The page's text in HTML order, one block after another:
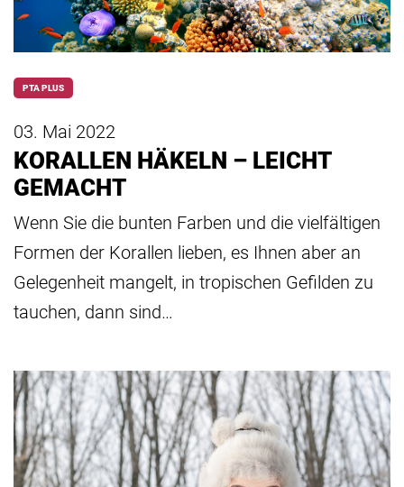
PTA PLUS
03. Mai 2022
KORALLEN HÄKELN – LEICHT
GEMACHT
Wenn Sie die bunten Farben und die vielfältigen
Formen der Korallen lieben, es Ihnen aber an
Gelegenheit mangelt, in tropischen Gefilden zu
tauchen, dann sind…